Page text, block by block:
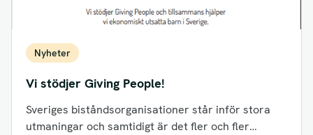
Nyheter
Vi stödjer Giving People!
Sveriges biståndsorganisationer står inför stora
utmaningar och samtidigt är det fler och fler